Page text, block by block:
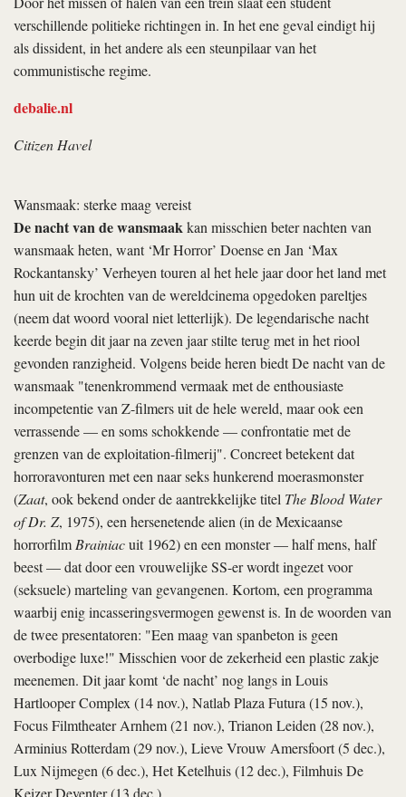
verschillende politieke richtingen in. In het ene geval eindigt hij
als dissident, in het andere als een steunpilaar van het
communistische regime.
debalie.nl
Citizen Havel
Wansmaak: sterke maag vereist
De nacht van de wansmaakkan misschien beter nachten van
wansmaak heten, want ‘Mr Horror’ Doense en Jan ‘Max
Rockantansky’ Verheyen touren al het hele jaar door het land met
hun uit de krochten van de wereldcinema opgedoken pareltjes
(neem dat woord vooral niet letterlijk). De legendarische nacht
keerde begin dit jaar na zeven jaar stilte terug met in het riool
gevonden ranzigheid. Volgens beide heren biedt De nacht van de
wansmaak "tenenkrommend vermaak met de enthousiaste
incompetentie van Z-filmers uit de hele wereld, maar ook een
verrassende — en soms schokkende — confrontatie met de
grenzen van de exploitation-filmerij". Concreet betekent dat
horroravonturen met een naar seks hunkerend moerasmonster
(Zaat, ook bekend onder de aantrekkelijke titel The Blood Water
of Dr. Z, 1975), een hersenetende alien (in de Mexicaanse
horrorfilmBrainiacuit 1962) en een monster — half mens, half
beest — dat door een vrouwelijke SS-er wordt ingezet voor
(seksuele) marteling van gevangenen. Kortom, een programma
waarbij enig incasseringsvermogen gewenst is. In de woorden van
de twee presentatoren: "Een maag van spanbeton is geen
overbodige luxe!" Misschien voor de zekerheid een plastic zakje
meenemen. Dit jaar komt ‘de nacht’ nog langs in Louis
Hartlooper Complex (14 nov.), Natlab Plaza Futura (15 nov.),
Focus Filmtheater Arnhem (21 nov.), Trianon Leiden (28 nov.),
Arminius Rotterdam (29 nov.), Lieve Vrouw Amersfoort (5 dec.),
Lux Nijmegen (6 dec.), Het Ketelhuis (12 dec.), Filmhuis De